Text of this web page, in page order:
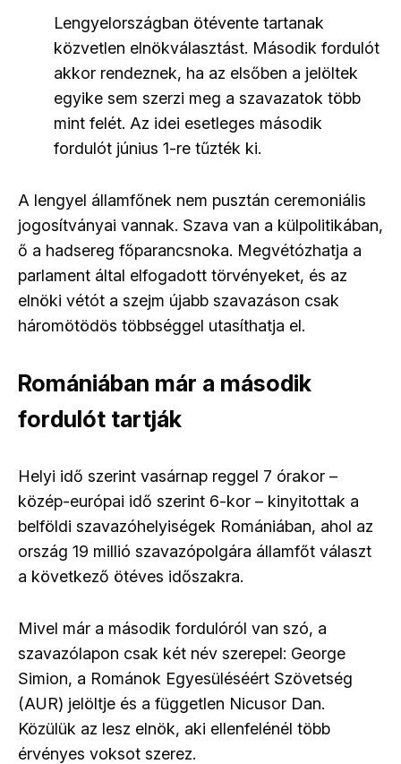
Lengyelországban ötévente tartanak
közvetlen elnökválasztást. Második fordulót
akkor rendeznek, ha az elsőben a jelöltek
egyike sem szerzi meg a szavazatok több
mint felét. Az idei esetleges második
fordulót június 1-re tűzték ki.
A lengyel államfőnek nem pusztán ceremoniális
jogosítványai vannak. Szava van a külpolitikában,
ő a hadsereg főparancsnoka. Megvétózhatja a
parlament által elfogadott törvényeket, és az
elnöki vétót a szejm újabb szavazáson csak
háromötödös többséggel utasíthatja el.
Romániában már a második
fordulót tartják
Helyi idő szerint vasárnap reggel 7 órakor –
közép-európai idő szerint 6-kor – kinyitottak a
belföldi szavazóhelyiségek Romániában, ahol az
ország 19 millió szavazópolgára államfőt választ
a következő ötéves időszakra.
Mivel már a második fordulóról van szó, a
szavazólapon csak két név szerepel: George
Simion, a Románok Egyesüléséért Szövetség
(AUR) jelöltje és a független Nicusor Dan.
Közülük az lesz elnök, aki ellenfelénél több
érvényes voksot szerez.